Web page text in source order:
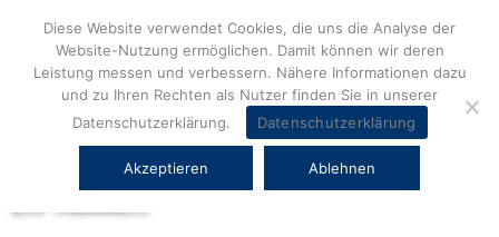
springen
Herstellerneutrale ERP Beratung und
Diese Website verwendet Cookies, die uns die Analyse der
Website-Nutzung ermöglichen. Damit können wir deren
Leistung messen und verbessern. Nähere Informationen dazu
und zu Ihren Rechten als Nutzer finden Sie in unserer
Datenschutzerklärung.
Datenschutzerklärung
Akzeptieren Ablehnen